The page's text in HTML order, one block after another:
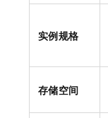
实例规格
存储空间